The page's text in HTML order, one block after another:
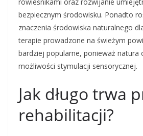
bezpiecznym środowisku. Ponadto
znaczenia środowiska naturalnego
terapie prowadzone na świeżym
bardziej popularne, ponieważ natura
możliwości stymulacji sensorycznej.
Jak długo trwa
rehabilitacji?